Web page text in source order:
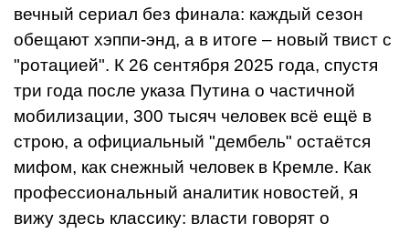
вечный сериал без финала: каждый сезон
обещают хэппи-энд, а в итоге – новый твист с
"ротацией". К 26 сентября 2025 года, спустя
три года после указа Путина о частичной
мобилизации, 300 тысяч человек всё ещё в
строю, а официальный "дембель" остаётся
мифом, как снежный человек в Кремле. Как
профессиональный аналитик новостей, я
вижу здесь классику: власти говорят о